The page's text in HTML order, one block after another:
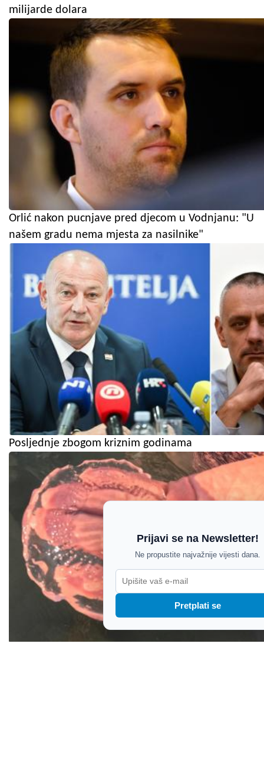
milijarde dolara
Orlić nakon pucnjave pred djecom u Vodnjanu: "U
našem gradu nema mjesta za nasilnike"
Posljednje zbogom kriznim godinama
Prijavi se na Newsletter!
Ne propustite najvažnije vijesti dana.
Pretplati se